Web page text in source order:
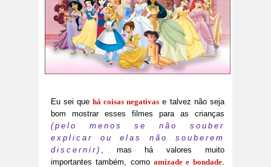
Eu sei quehá coisas negativas e talvez não seja
bom mostrar esses filmes para as crianças
(pelo menos se não souber
explicar ou elas não souberem
discernir)
, mas há valores muito
importantes também, comoamizade e bondade.